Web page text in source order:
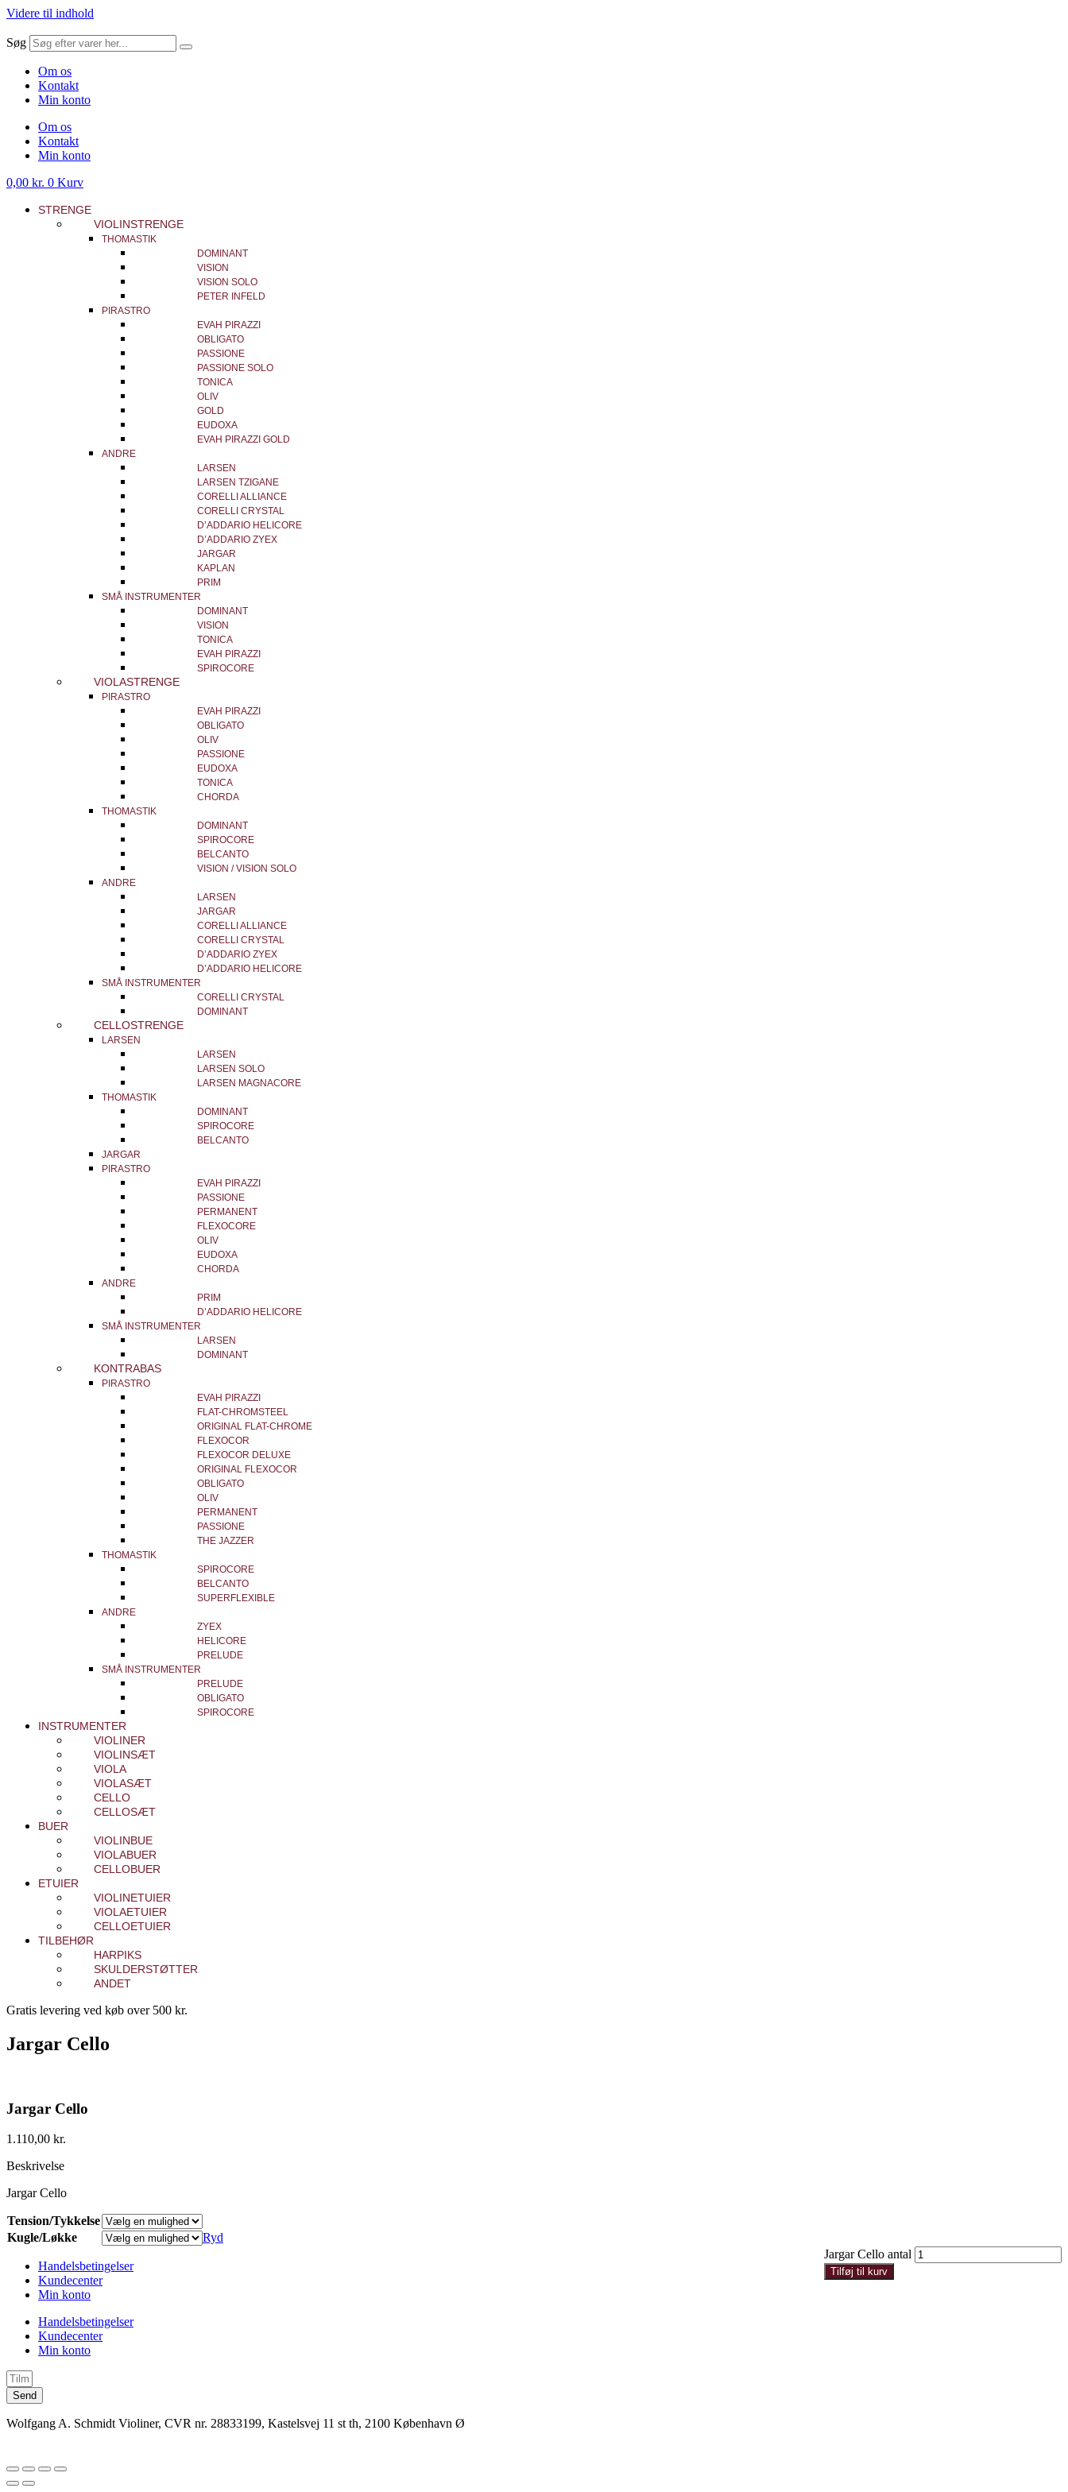
Videre til indhold
Søg
Om os
Kontakt
Min konto
Om os
Kontakt
Min konto
0,00 kr. 0 Kurv
STRENGE
VIOLINSTRENGE
THOMASTIK
DOMINANT
VISION
VISION SOLO
PETER INFELD
PIRASTRO
EVAH PIRAZZI
OBLIGATO
PASSIONE
PASSIONE SOLO
TONICA
OLIV
GOLD
EUDOXA
EVAH PIRAZZI GOLD
ANDRE
LARSEN
LARSEN TZIGANE
CORELLI ALLIANCE
CORELLI CRYSTAL
D’ADDARIO HELICORE
D’ADDARIO ZYEX
JARGAR
KAPLAN
PRIM
SMÅ INSTRUMENTER
DOMINANT
VISION
TONICA
EVAH PIRAZZI
SPIROCORE
VIOLASTRENGE
PIRASTRO
EVAH PIRAZZI
OBLIGATO
OLIV
PASSIONE
EUDOXA
TONICA
CHORDA
THOMASTIK
DOMINANT
SPIROCORE
BELCANTO
VISION / VISION SOLO
ANDRE
LARSEN
JARGAR
CORELLI ALLIANCE
CORELLI CRYSTAL
D’ADDARIO ZYEX
D’ADDARIO HELICORE
SMÅ INSTRUMENTER
CORELLI CRYSTAL
DOMINANT
CELLOSTRENGE
LARSEN
LARSEN
LARSEN SOLO
LARSEN MAGNACORE
THOMASTIK
DOMINANT
SPIROCORE
BELCANTO
JARGAR
PIRASTRO
EVAH PIRAZZI
PASSIONE
PERMANENT
FLEXOCORE
OLIV
EUDOXA
CHORDA
ANDRE
PRIM
D’ADDARIO HELICORE
SMÅ INSTRUMENTER
LARSEN
DOMINANT
KONTRABAS
PIRASTRO
EVAH PIRAZZI
FLAT-CHROMSTEEL
ORIGINAL FLAT-CHROME
FLEXOCOR
FLEXOCOR DELUXE
ORIGINAL FLEXOCOR
OBLIGATO
OLIV
PERMANENT
PASSIONE
THE JAZZER
THOMASTIK
SPIROCORE
BELCANTO
SUPERFLEXIBLE
ANDRE
ZYEX
HELICORE
PRELUDE
SMÅ INSTRUMENTER
PRELUDE
OBLIGATO
SPIROCORE
INSTRUMENTER
VIOLINER
VIOLINSÆT
VIOLA
VIOLASÆT
CELLO
CELLOSÆT
BUER
VIOLINBUE
VIOLABUER
CELLOBUER
ETUIER
VIOLINETUIER
VIOLAETUIER
CELLOETUIER
TILBEHØR
HARPIKS
SKULDERSTØTTER
ANDET
Gratis levering ved køb over 500 kr.
Jargar Cello
Jargar Cello
1.110,00 kr.
Beskrivelse
Jargar Cello
Tension/Tykkelse
Kugle/Løkke
Ryd
Jargar Cello antal
Tilføj til kurv
Handelsbetingelser
Kundecenter
Min konto
Handelsbetingelser
Kundecenter
Min konto
Send
Wolfgang A. Schmidt Violiner, CVR nr. 28833199, Kastelsvej 11 st th, 2100 København Ø